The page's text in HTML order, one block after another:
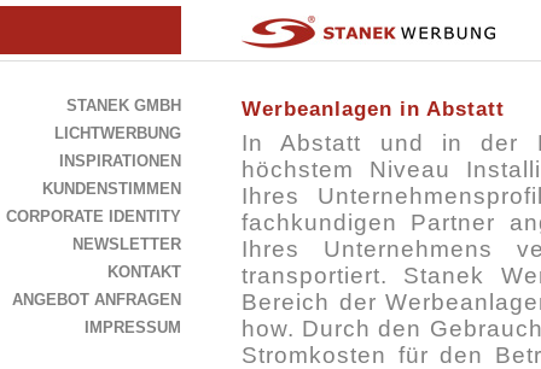
STANEK GMBH
LICHTWERBUNG
INSPIRATIONEN
KUNDENSTIMMEN
CORPORATE IDENTITY
NEWSLETTER
KONTAKT
ANGEBOT ANFRAGEN
IMPRESSUM
Werbeanlagen in Abstatt
In Abstatt und in der
höchstem Niveau
Ihres
fachkundigen Partner
Ihres Unternehmens
transportiert. Stanek
Bereich der
how. Durch den
Stromkosten für den